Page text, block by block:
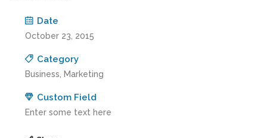
Date
October 23, 2015
Category
Business, Marketing
Custom Field
Enter some text here